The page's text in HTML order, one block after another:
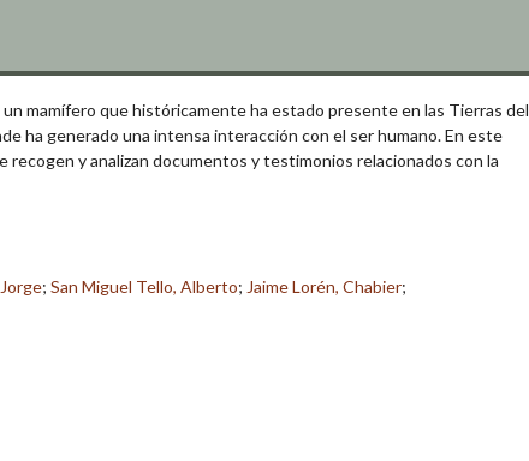
un mamífero que históricamente ha estado presente en las Tierras del
ha generado una intensa interacción con el ser humano. En este
recogen y analizan documentos y testimonios relacionados con la
; San Miguel Tello, Alberto; Jaime Lorén, Chabier;